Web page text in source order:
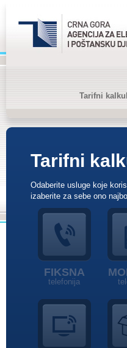
Tarifni
Tarifni
Odaberite usluge koje
izaberite za sebe ono
FIKSNA
telefonija